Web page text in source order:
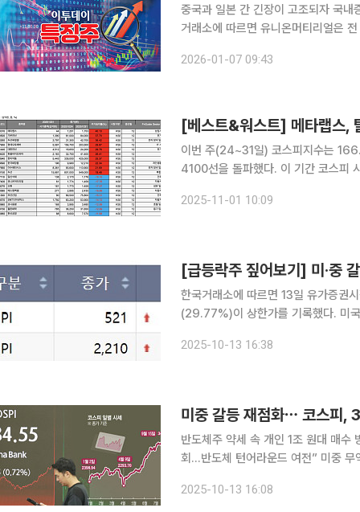
중국과 일본 간 긴장이 고조되자 국내증
거래소에 따르면 유니온머티리얼은
일리에 따르면, 중국 당국은 최근 일
2026-01-07 09:43
[베스트&워스트] 메타랩스
이번 주(24~31일) 코스피지수는
4100선을 돌파했다. 이 기간 코스피
르면 한 주간 코스피 시장에서 가장
2025-11-01 10:09
[급등락주 짚어보기] 미·중
한국거래소에 따르면 13일 유가증권
(29.77%)이 상한가를 기록했다. 미국이 중국의 희토류 수출 통제 강화 방침에 반발하면서 양국 간
전자(29.90%), 새빗켐(30.00%), 우
2025-10-13 16:38
미중 갈등 재점화⋯ 코스피,
반도체주 약세 속 개인 1조 원대 매수
회…반도체 턴어라운드 여전” 미중 무역갈등 재점화로 글로벌 증시가 흔들린 가운데 국내 증시는 낙
강한 매수세와 환율 안정세에 힘입어
2025-10-13 16:08